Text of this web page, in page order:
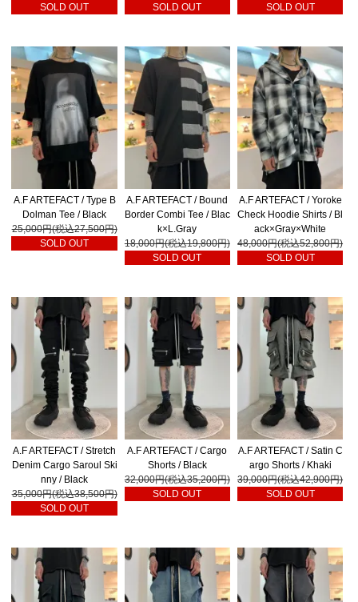
SOLD OUT
SOLD OUT
SOLD OUT
A.F ARTEFACT / Type B
Dolman Tee / Black
25,000円(税込27,500円)
SOLD OUT
A.F ARTEFACT / Bound
Border Combi Tee / Blac
k×L.Gray
18,000円(税込19,800円)
SOLD OUT
A.F ARTEFACT / Yoroke
Check Hoodie Shirts / Bl
ack×Gray×White
48,000円(税込52,800円)
SOLD OUT
A.F ARTEFACT / Stretch
Denim Cargo Saroul Ski
nny / Black
35,000円(税込38,500円)
SOLD OUT
A.F ARTEFACT / Cargo
Shorts / Black
32,000円(税込35,200円)
SOLD OUT
A.F ARTEFACT / Satin C
argo Shorts / Khaki
39,000円(税込42,900円)
SOLD OUT